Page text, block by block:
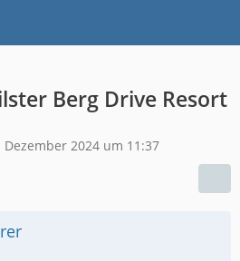
Berg Drive Resort
Dezember 2024 um 11:37